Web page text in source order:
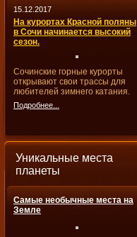
15.12.2017
На курортах Красной поляны
в Сочи начинается высокий
сезон.
Сочинские горные курорты
открывают свои трассы для
любителей зимнего катания.
Подробнее...
Уникальные места
планеты
Самые необычные места на
Земле